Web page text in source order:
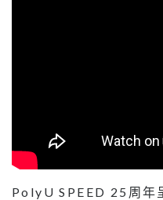
PolyU SPEED 25周年